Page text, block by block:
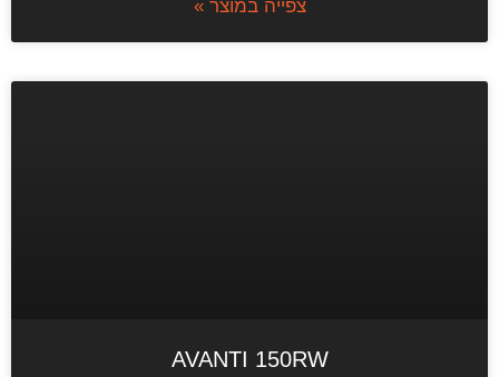
צפייה במוצר »
AVANTI 150RW